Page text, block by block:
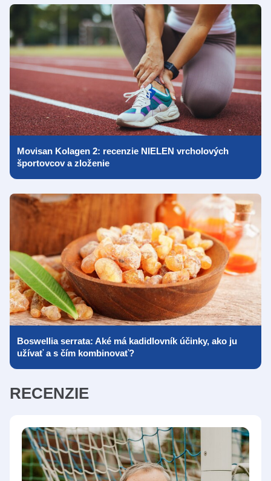
Movisan Kolagen 2: recenzie NIELEN vrcholových
športovcov a zloženie
Boswellia serrata: Aké má kadidlovník účinky, ako ju
užívať a s čím kombinovať?
RECENZIE